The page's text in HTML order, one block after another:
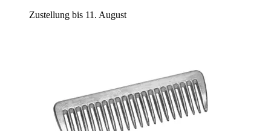
Zustellung bis 11. August